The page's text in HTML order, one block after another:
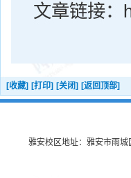
文章链接：
[收藏] [打印] [关闭] [返回顶部]
雅安校区地址：雅安市雨